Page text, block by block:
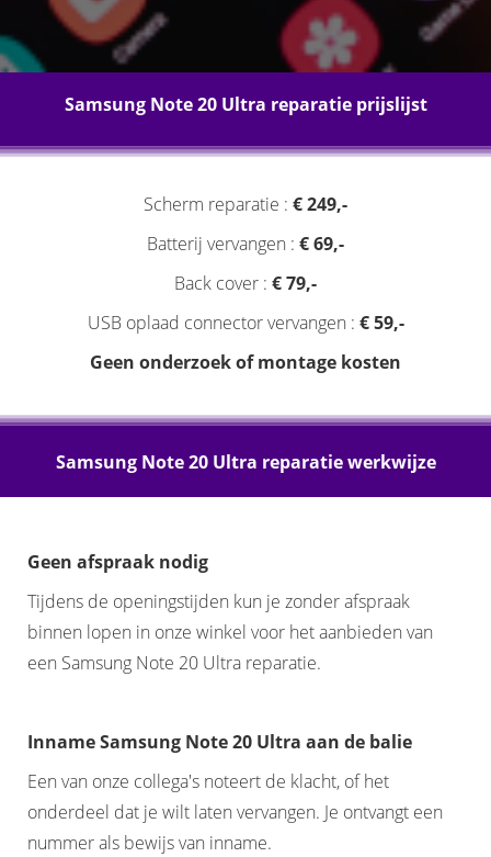
Samsung Note 20 Ultra reparatie prijslijst
Scherm reparatie : € 249,-
Batterij vervangen : € 69,-
Back cover : € 79,-
USB oplaad connector vervangen : € 59,-
Geen onderzoek of montage kosten
Samsung Note 20 Ultra reparatie werkwijze
Geen afspraak nodig
Tijdens de openingstijden kun je zonder afspraak
binnen lopen in onze winkel voor het aanbieden van
een Samsung Note 20 Ultra reparatie.
Inname Samsung Note 20 Ultra aan de balie
Een van onze collega's noteert de klacht, of het
onderdeel dat je wilt laten vervangen. Je ontvangt een
nummer als bewijs van inname.